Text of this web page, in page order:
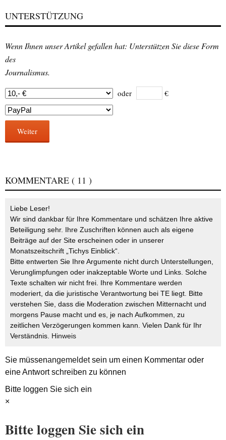
UNTERSTÜTZUNG
Wenn Ihnen unser Artikel gefallen hat: Unterstützen Sie diese Form
des
Journalismus.
oder €
Weiter
KOMMENTARE ( 11 )
Liebe Leser!
Wir sind dankbar für Ihre Kommentare und schätzen Ihre aktive
Beteiligung sehr. Ihre Zuschriften können auch als eigene
Beiträge auf der Site erscheinen oder in unserer
Monatszeitschrift „Tichys Einblick“.
Bitte entwerten Sie Ihre Argumente nicht durch Unterstellungen,
Verunglimpfungen oder inakzeptable Worte und Links. Solche
Texte schalten wir nicht frei. Ihre Kommentare werden
moderiert, da die juristische Verantwortung bei TE liegt. Bitte
verstehen Sie, dass die Moderation zwischen Mitternacht und
morgens Pause macht und es, je nach Aufkommen, zu
zeitlichen Verzögerungen kommen kann. Vielen Dank für Ihr
Verständnis. Hinweis
Sie müssenangemeldetsein um einen Kommentar oder
eine Antwort schreiben zu können
Bitte loggen Sie sich ein
×
Bitte loggen Sie sich ein